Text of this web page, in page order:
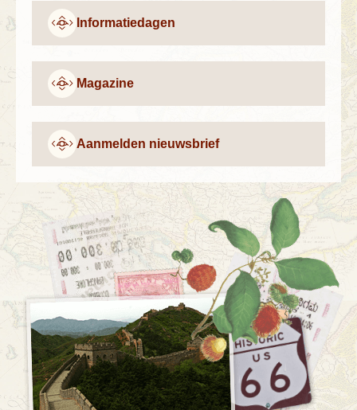
Informatiedagen
Magazine
Aanmelden nieuwsbrief